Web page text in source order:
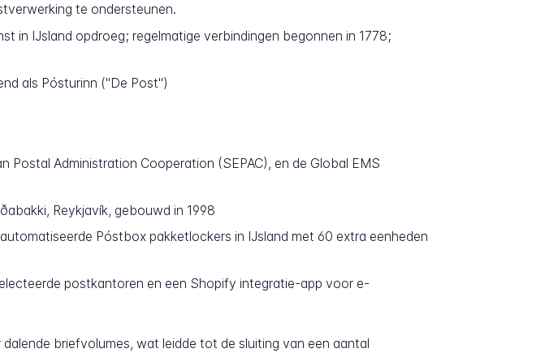
te ondersteunen.
in IJsland opdroeg; regelmatige verbindingen begonnen in 1778;
als Pósturinn ("De Post")
Postal Administration Cooperation (SEPAC), en de Global EMS
Reykjavík, gebouwd in 1998
Póstbox pakketlockers in IJsland met 60 extra eenheden
postkantoren en een Shopify integratie-app voor e-
briefvolumes, wat leidde tot de sluiting van een aantal